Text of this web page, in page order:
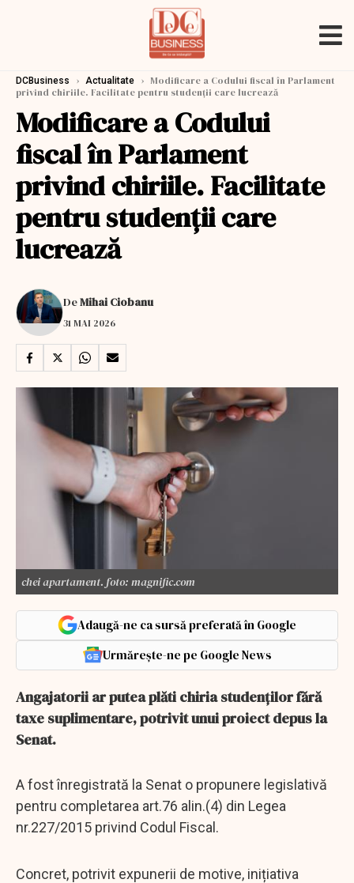
DCBusiness › Actualitate › Modificare a Codului fiscal în Parlament
privind chiriile. Facilitate pentru studenţii care lucrează
Modificare a Codului
fiscal în Parlament
privind chiriile. Facilitate
pentru studenţii care
lucrează
DeMihai Ciobanu
31 MAI 2026
chei apartament. foto: magnific.com
Adaugă-ne ca sursă preferată în Google
Urmărește-ne pe Google News
Angajatorii ar putea plăti chiria studenților fără
taxe suplimentare, potrivit unui proiect depus la
Senat.
A fost înregistrată la Senat o propunere legislativă
pentru completarea art.76 alin.(4) din Legea
nr.227/2015 privind Codul Fiscal.
Concret, potrivit expunerii de motive, inițiativa